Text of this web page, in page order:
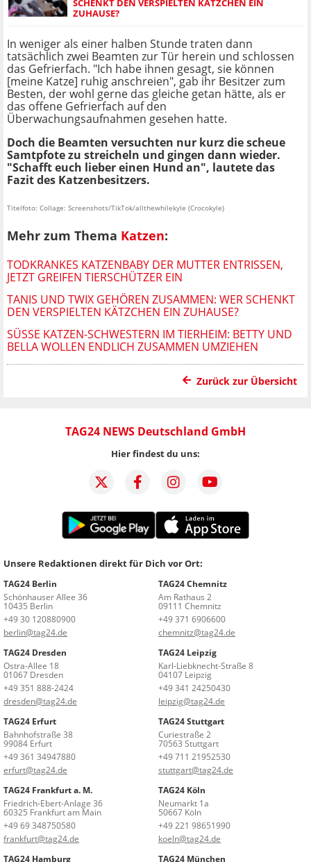
SCHENKT DEN VERSPIELTEN KÄTZCHEN EIN
ZUHAUSE?
In weniger als einer halben Stunde traten dann
tatsächlich zwei Beamten zur Tür herein und schlossen
das Gefrierfach. "Ich habe ihnen gesagt, sie können
[meine Katze] ruhig anschreien", gab ihr Besitzer zum
Besten, der wohl gerne das gleiche getan hätte, als er
das offene Gefrierfach auf den
Überwachungsaufnahmen gesehen hatte.
Doch die Beamten versuchten nur kurz die scheue
Samtpfote zu streicheln und gingen dann wieder.
"Schafft euch lieber einen Hund an", lautete das
Fazit des Katzenbesitzers.
Titelfoto: Collage: Screenshots/TikTok/allthewhilekyle (Crocokyle)
Mehr zum Thema Katzen:
TODKRANKES KATZENBABY DER MUTTER ENTRISSEN,
JETZT GREIFEN TIERSCHÜTZER EIN
TANIS UND TWIX GEHÖREN ZUSAMMEN: WER SCHENKT
DEN VERSPIELTEN KÄTZCHEN EIN ZUHAUSE?
SÜSSE KATZEN-SCHWESTERN IM TIERHEIM: BETTY UND B
ELLA WOLLEN ENDLICH ZUSAMMEN UMZIEHEN
Zurück zur Übersicht
TAG24 NEWS Deutschland GmbH
Hier findest du uns:
Unsere Redaktionen direkt für Dich vor Ort:
TAG24 Berlin
Schönhauser Allee 36
10435 Berlin
+49 30 120880900
berlin@tag24.de
TAG24 Chemnitz
Am Rathaus 2
09111 Chemnitz
+49 371 6906600
chemnitz@tag24.de
TAG24 Dresden
Ostra-Allee 18
01067 Dresden
+49 351 888-2424
dresden@tag24.de
TAG24 Leipzig
Karl-Liebknecht-Straße 8
04107 Leipzig
+49 341 24250430
leipzig@tag24.de
TAG24 Erfurt
Bahnhofstraße 38
99084 Erfurt
+49 361 34947880
erfurt@tag24.de
TAG24 Stuttgart
Curiestraße 2
70563 Stuttgart
+49 711 21952530
stuttgart@tag24.de
TAG24 Frankfurt a. M.
Friedrich-Ebert-Anlage 36
60325 Frankfurt am Main
+49 69 348750580
frankfurt@tag24.de
TAG24 Köln
Neumarkt 1a
50667 Köln
+49 221 98651990
koeln@tag24.de
TAG24 Hamburg
TAG24 München